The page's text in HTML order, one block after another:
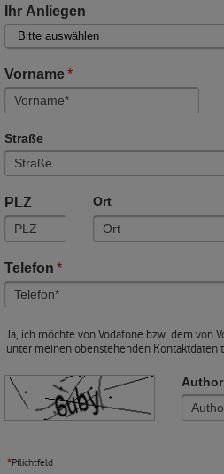
Ihr Anliegen
Vorname*
Straße
PLZ Ort
Telefon *
Ja, ich möchte von Vodafone bzw. dem von
unter meinen obenstehenden Kontaktdaten
*Pflichtfeld